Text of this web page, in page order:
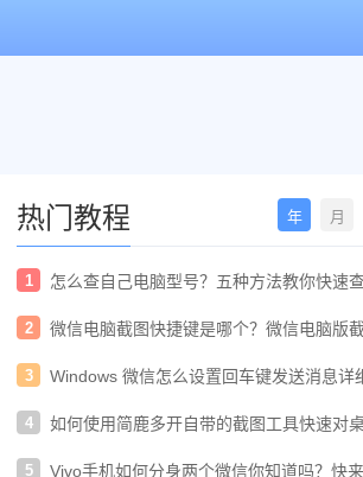
热门教程 年 月
1
怎么查自己电脑型号？五种方法教你快速
2
微信电脑截图快捷键是哪个？微信电脑版
3
Windows 微信怎么设置回车键发送消息详
4
如何使用简鹿多开自带的截图工具快速对
5
Vivo手机如何分身两个微信你知道吗？快